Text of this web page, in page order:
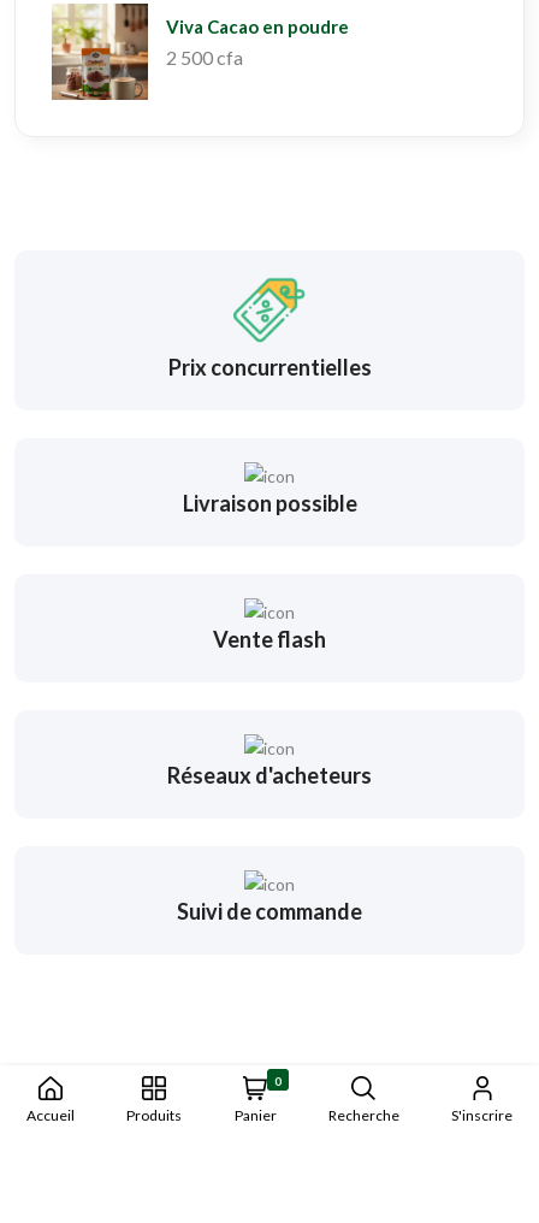
Viva Cacao en poudre
2 500 cfa
Prix concurrentielles
Livraison possible
Vente flash
Réseaux d'acheteurs
Suivi de commande
Accueil Produits
0
Panier Recherche S'inscrire